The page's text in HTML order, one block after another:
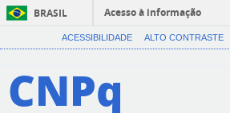
BRASIL
Acesso à informação
ACESSIBILIDADE ALTO CONTRASTE
CNPq